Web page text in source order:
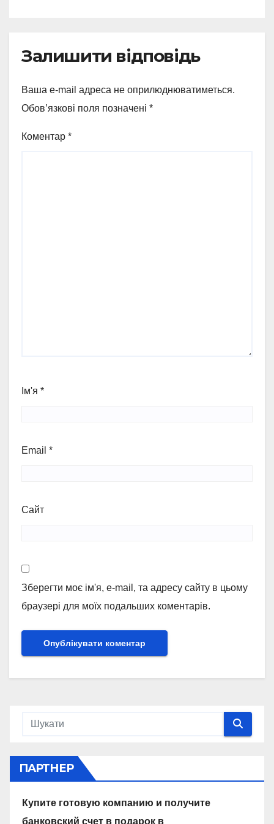
Залишити відповідь
Ваша e-mail адреса не оприлюднюватиметься.
Обов’язкові поля позначені *
Коментар *
Ім'я *
Email *
Сайт
Зберегти моє ім'я, e-mail, та адресу сайту в цьому
браузері для моїх подальших коментарів.
ПАРТНЕР
Купите готовую компанию и получите
банковский счет в подарок в